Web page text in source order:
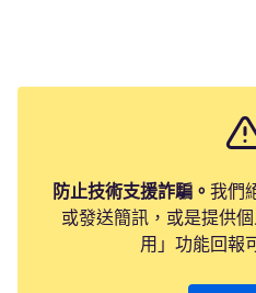
防止技術支援詐騙。 我們
或發送簡訊，或是提供
用」功能回報